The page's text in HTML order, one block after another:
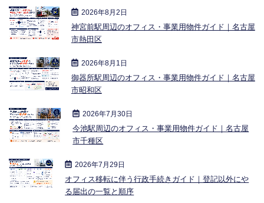
2026年8月2日
神宮前駅周辺のオフィス・事業用物件ガイド｜名古屋
市熱田区
2026年8月1日
御器所駅周辺のオフィス・事業用物件ガイド｜名古屋
市昭和区
2026年7月30日
今池駅周辺のオフィス・事業用物件ガイド｜名古屋
市千種区
2026年7月29日
オフィス移転に伴う行政手続きガイド｜登記以外にや
る届出の一覧と順序